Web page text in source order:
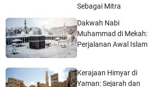
Sebagai Mitra
Dakwah Nabi
Muhammad di Mekah:
Perjalanan Awal Islam
Kerajaan Himyar di
Yaman: Sejarah dan